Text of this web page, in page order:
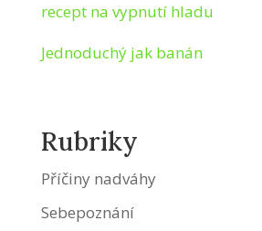
recept na vypnutí hladu
Jednoduchý jak banán
Rubriky
Příčiny nadváhy
Sebepoznání